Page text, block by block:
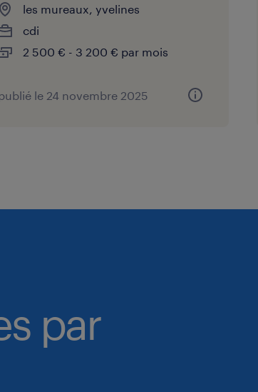
les mureaux, yvelines
cdi
2 500 € - 3 200 € par mois
le 24 novembre 2025
par